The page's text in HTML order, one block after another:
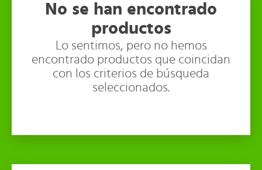
No se han encontrado
productos
Lo sentimos, pero no hemos
encontrado productos que coincidan
con los criterios de búsqueda
seleccionados.